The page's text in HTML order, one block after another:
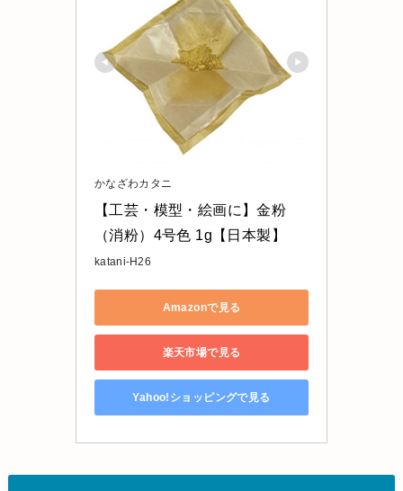
かなざわカタニ
【工芸・模型・絵画に】金粉
（消粉）4号色 1g【日本製】
katani-H26
Amazonで見る
楽天市場で見る
Yahoo!ショッピングで見る